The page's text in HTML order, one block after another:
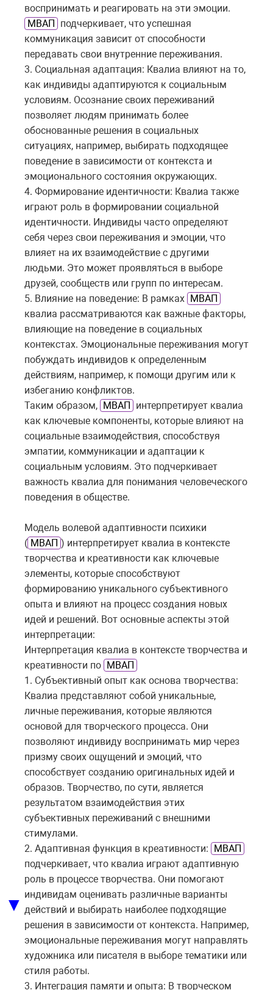
воспринимать и реагировать на эти эмоции.
МВАП
подчеркивает, что успешная
коммуникация зависит от способности
передавать свои внутренние переживания.
3. Социальная адаптация: Квалиа влияют на то,
как индивиды адаптируются к социальным
условиям. Осознание своих переживаний
позволяет людям принимать более
обоснованные решения в социальных
ситуациях, например, выбирать подходящее
поведение в зависимости от контекста и
эмоционального состояния окружающих.
4. Формирование идентичности: Квалиа также
играют роль в формировании социальной
идентичности. Индивиды часто определяют
себя через свои переживания и эмоции, что
влияет на их взаимодействие с другими
людьми. Это может проявляться в выборе
друзей, сообществ или групп по интересам.
5. Влияние на поведение: В рамках МВАП
квалиа рассматриваются как важные факторы,
влияющие на поведение в социальных
контекстах. Эмоциональные переживания могут
побуждать индивидов к определенным
действиям, например, к помощи другим или к
избеганию конфликтов.
Таким образом, МВАП
интерпретирует квалиа
как ключевые компоненты, которые влияют на
социальные взаимодействия, способствуя
эмпатии, коммуникации и адаптации к
социальным условиям. Это подчеркивает
важность квалиа для понимания человеческого
поведения в обществе.
Модель волевой адаптивности психики
( МВАП ) интерпретирует квалиа в контексте
творчества и креативности как ключевые
элементы, которые способствуют
формированию уникального субъективного
опыта и влияют на процесс создания новых
идей и решений. Вот основные аспекты этой
интерпретации:
Интерпретация квалиа в контексте творчества и
креативности по МВАП
1. Субъективный опыт как основа творчества:
Квалиа представляют собой уникальные,
личные переживания, которые являются
основой для творческого процесса. Они
позволяют индивиду воспринимать мир через
призму своих ощущений и эмоций, что
способствует созданию оригинальных идей и
образов. Творчество, по сути, является
результатом взаимодействия этих
субъективных переживаний с внешними
стимулами.
2. Адаптивная функция в креативности:
МВАП
подчеркивает, что квалиа играют адаптивную
роль в процессе творчества. Они помогают
индивидам оценивать различные варианты
действий и выбирать наиболее подходящие
решения в зависимости от контекста. Например,
эмоциональные переживания могут направлять
художника или писателя в выборе тематики или
стиля работы.
3. Интеграция памяти и опыта: В творческом
▼